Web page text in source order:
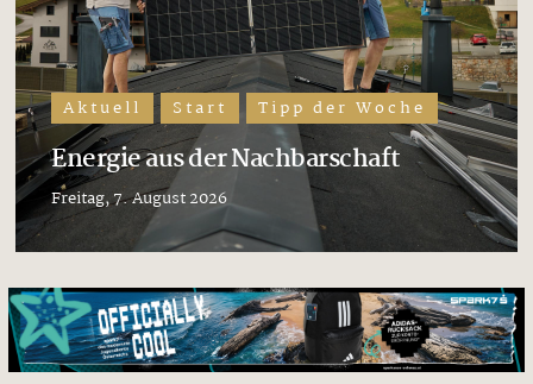
Aktuell Start Tipp der Woche
Energie aus der Nachbarschaft
Freitag, 7. August 2026